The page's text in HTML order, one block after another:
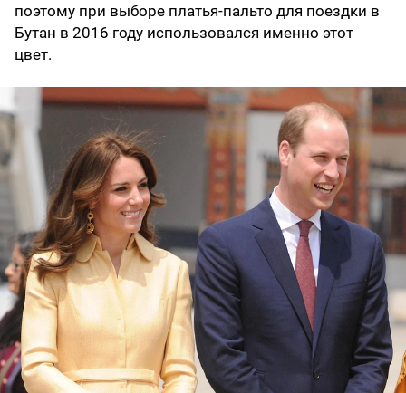
поэтому при выборе платья-пальто для поездки в
Бутан в 2016 году использовался именно этот
цвет.